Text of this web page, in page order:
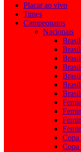
Placar ao vivo
Times
Campeonatos
Nacionais
Copa
Copa